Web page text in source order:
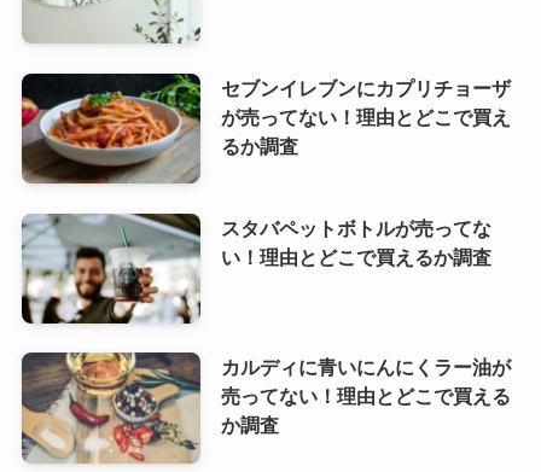
セブンイレブンにカプリチョーザ
が売ってない！理由とどこで買え
るか調査
スタバペットボトルが売ってな
い！理由とどこで買えるか調査
カルディに青いにんにくラー油が
売ってない！理由とどこで買える
か調査